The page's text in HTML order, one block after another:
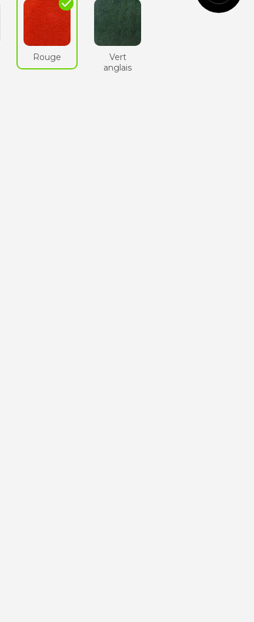
Rouge
Vert
anglais